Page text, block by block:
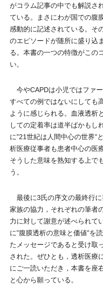
がコラム記事の中でも解説さ
ている。まさにわが国での腹
感動的に記述されている。そ
のエピソードが随所に盛り込
る。本書の一つの特徴がこの
い。
今やCAPDは小児ではファ
すべての例ではないにしても
ように感じられる。血液透析
しての定着率は道半ばかもし
に"21世紀は人間中心の世界"
析医療従事者も患者中心の医
そうした意味を熟知する上で
う。
最後に3氏の序文の最終行
家族の協力，それぞれの筆者
力に対して謝意が述べられて
に"腹膜透析の意味と価値"を
たメッセージであると受け取
された。ぜひとも，透析医療
にご一読いただき，本書を座
と心から願っている。